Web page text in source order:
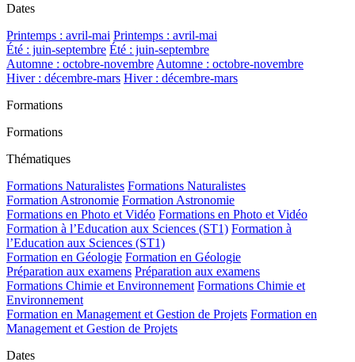
Dates
Printemps : avril-mai Printemps : avril-mai
Été : juin-septembre Été : juin-septembre
Automne : octobre-novembre Automne : octobre-novembre
Hiver : décembre-mars Hiver : décembre-mars
Formations
Formations
Thématiques
Formations Naturalistes Formations Naturalistes
Formation Astronomie Formation Astronomie
Formations en Photo et Vidéo Formations en Photo et Vidéo
Formation à l’Education aux Sciences (ST1) Formation à
l’Education aux Sciences (ST1)
Formation en Géologie Formation en Géologie
Préparation aux examens Préparation aux examens
Formations Chimie et Environnement Formations Chimie et
Environnement
Formation en Management et Gestion de Projets Formation en
Management et Gestion de Projets
Dates